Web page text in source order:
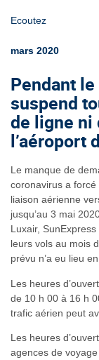
Ecoutez
mars 2020
Pendant le
suspend
de ligne ni
l’aéroport
Le manque de
coronavirus a
liaison aérienne
jusqu’au 3 mai
Luxair,
leurs vols au mois
prévu n’a eu lieu
Les heures
de 10 h 00 à 16 h
trafic aérien peut
Les heures
agences de